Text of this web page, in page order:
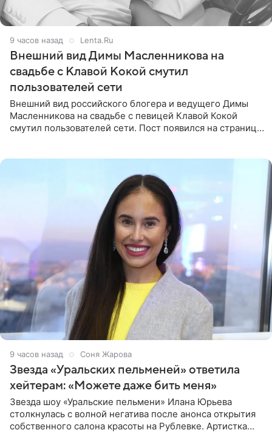
9 часов назад Lenta.Ru
Внешний вид Димы Масленникова на
свадьбе с Клавой Кокой смутил
пользователей сети
Внешний вид российского блогера и ведущего Димы
Масленникова на свадьбе с певицей Клавой Кокой
смутил пользователей сети. Пост появился на странице
9 часов назад Соня Жарова
Звезда «Уральских пельменей» ответила
хейтерам: «Можете даже бить меня»
Звезда шоу «Уральские пельмени» Илана Юрьева
столкнулась с волной негатива после анонса открытия
собственного салона красоты на Рублевке. Артистка